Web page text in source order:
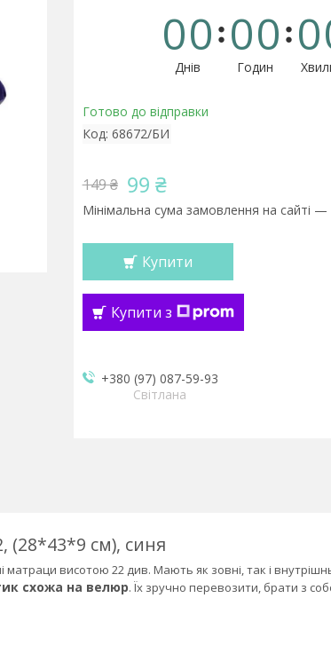
00
Днів
00
Годин
0
Готово до відправки
Код: 68672/БИ
149 ₴ 99 ₴
Мінімальна сума замовлення на сайті —
Купити
Купити з
+380 (97) 087-59-93
Світлана
(28*43*9 см), синя
матраци висотою 22 див. Мають як зовні, так і
схожа на велюр. Їх зручно перевозити, брати з